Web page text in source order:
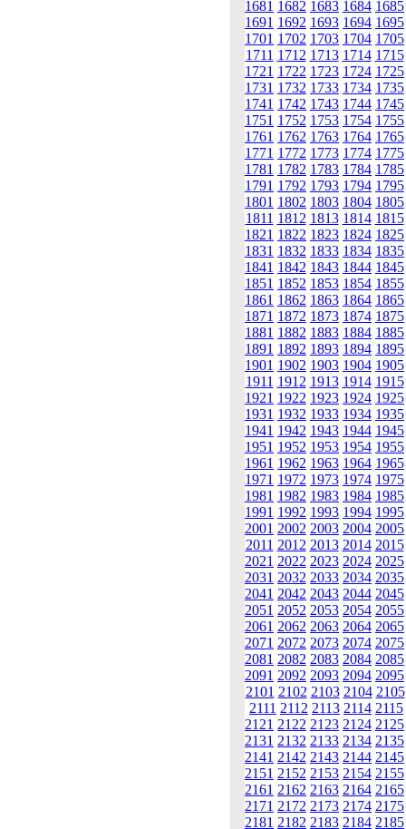
1681 1682 1683 1684 1685
1691 1692 1693 1694 1695
1701 1702 1703 1704 1705
1711 1712 1713 1714 1715
1721 1722 1723 1724 1725
1731 1732 1733 1734 1735
1741 1742 1743 1744 1745
1751 1752 1753 1754 1755
1761 1762 1763 1764 1765
1771 1772 1773 1774 1775
1781 1782 1783 1784 1785
1791 1792 1793 1794 1795
1801 1802 1803 1804 1805
1811 1812 1813 1814 1815
1821 1822 1823 1824 1825
1831 1832 1833 1834 1835
1841 1842 1843 1844 1845
1851 1852 1853 1854 1855
1861 1862 1863 1864 1865
1871 1872 1873 1874 1875
1881 1882 1883 1884 1885
1891 1892 1893 1894 1895
1901 1902 1903 1904 1905
1911 1912 1913 1914 1915
1921 1922 1923 1924 1925
1931 1932 1933 1934 1935
1941 1942 1943 1944 1945
1951 1952 1953 1954 1955
1961 1962 1963 1964 1965
1971 1972 1973 1974 1975
1981 1982 1983 1984 1985
1991 1992 1993 1994 1995
2001 2002 2003 2004 2005
2011 2012 2013 2014 2015
2021 2022 2023 2024 2025
2031 2032 2033 2034 2035
2041 2042 2043 2044 2045
2051 2052 2053 2054 2055
2061 2062 2063 2064 2065
2071 2072 2073 2074 2075
2081 2082 2083 2084 2085
2091 2092 2093 2094 2095
2101 2102 2103 2104 2105
2111 2112 2113 2114 2115
2121 2122 2123 2124 2125
2131 2132 2133 2134 2135
2141 2142 2143 2144 2145
2151 2152 2153 2154 2155
2161 2162 2163 2164 2165
2171 2172 2173 2174 2175
2181 2182 2183 2184 2185